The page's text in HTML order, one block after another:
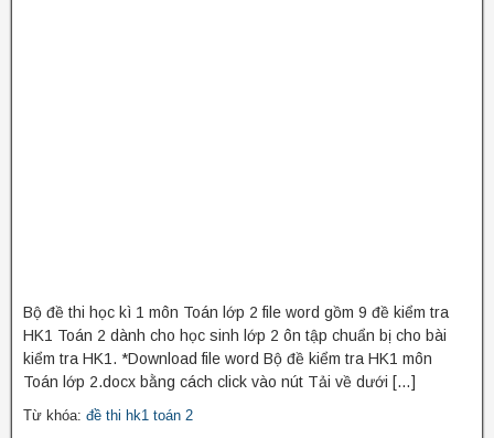
Bộ đề thi học kì 1 môn Toán lớp 2 file word gồm 9 đề kiểm tra
HK1 Toán 2 dành cho học sinh lớp 2 ôn tập chuẩn bị cho bài
kiểm tra HK1. *Download file word Bộ đề kiểm tra HK1 môn
Toán lớp 2.docx bằng cách click vào nút Tải về dưới […]
Từ khóa: đề thi hk1 toán 2